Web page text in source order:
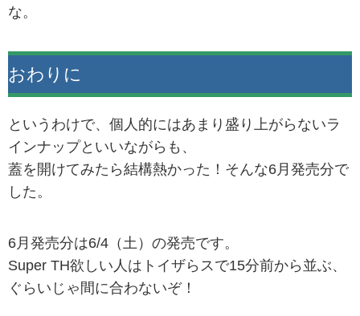
な。
おわりに
というわけで、個人的にはあまり盛り上がらないラ
インナップといいながらも、
蓋を開けてみたら結構熱かった！そんな6月発売分で
した。
6月発売分は6/4（土）の発売です。
Super TH欲しい人はトイザらスで15分前から並ぶ、
ぐらいじゃ間に合わないぞ！